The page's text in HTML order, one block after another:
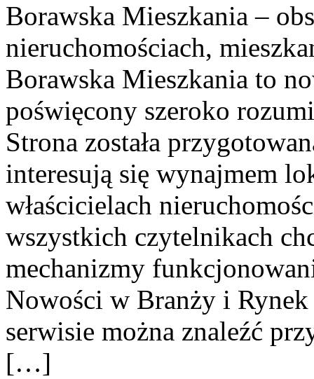
Borawska Mieszkania –
nieruchomościach,
Borawska Mieszkania to
poświęcony szeroko
Strona została
interesują się wynajmem
właścicielach
wszystkich czytelnikach
mechanizmy
Nowości w Branży i
serwisie można znaleźć
[…]